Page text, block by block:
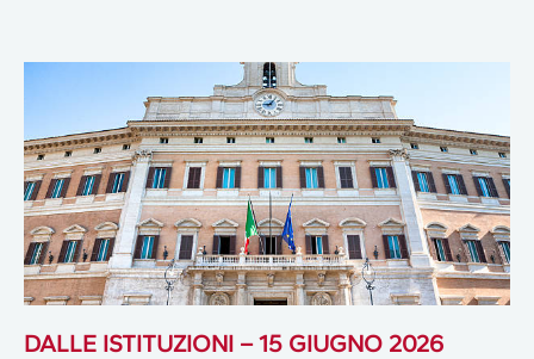
DALLE ISTITUZIONI – 15 GIUGNO 2026